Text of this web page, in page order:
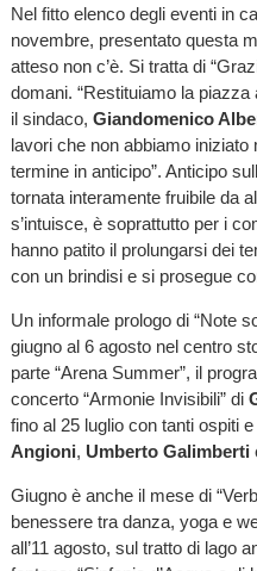
Nel fitto elenco degli eventi in
novembre, presentato questa
atteso non c’è. Si tratta di
domani. “Restituiamo la piazza
il sindaco, Giandomenico
lavori che non abbiamo
termine in anticipo”. Anticipo
tornata interamente fruibile da
s’intuisce, è soprattutto per i
hanno patito il prolungarsi dei
con un brindisi e si prosegue
Un informale prologo di “Note
giugno al 6 agosto nel centro
parte “Arena Summer”, il
concerto “Armonie Invisibili” di
fino al 25 luglio con tanti ospiti
Angioni, Umberto Galimberti
Giugno è anche il mese di
benessere tra danza, yoga e
all’11 agosto, sul tratto di lago